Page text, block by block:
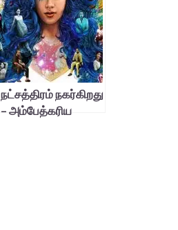
நட்சத்திரம் நகர்கிறது
– அம்பேத்கரிய